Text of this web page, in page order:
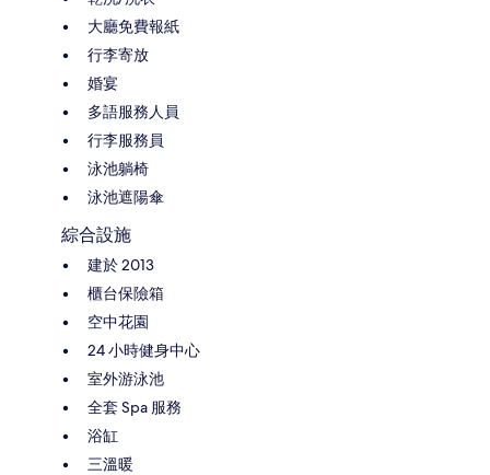
大廳免費報紙
行李寄放
婚宴
多語服務人員
行李服務員
泳池躺椅
泳池遮陽傘
綜合設施
建於 2013
櫃台保險箱
空中花園
24 小時健身中心
室外游泳池
全套 Spa 服務
浴缸
三溫暖